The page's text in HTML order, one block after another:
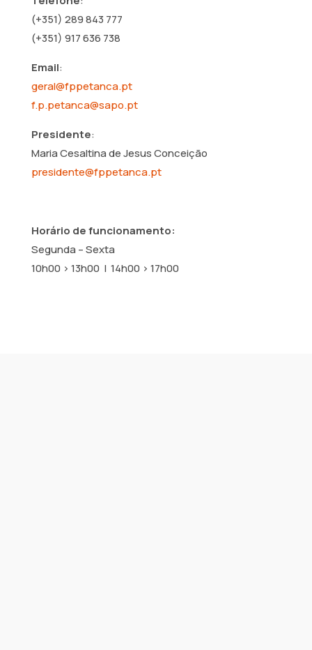
(+351) 289 843 777
(+351) 917 636 738
Email:
geral@fppetanca.pt
f.p.petanca@sapo.pt
Presidente:
Maria Cesaltina de Jesus Conceição
presidente@fppetanca.pt
Horário de funcionamento:
Segunda – Sexta
10h00 > 13h00 | 14h00 > 17h00